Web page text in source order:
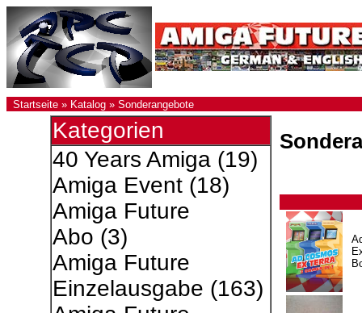
Startseite » Katalog » Sonderangebote
Kategorien
40 Years Amiga(19)
Amiga Event(18)
Amiga Future
Abo (3)
Amiga Future
Einzelausgabe (163)